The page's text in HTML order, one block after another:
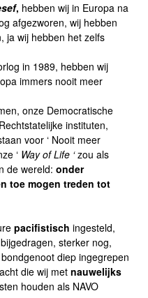
, hebben wij in Europa na
afgezworen, wij hebben
ja wij hebben het zelfs
in 1989, hebben wij
immers nooit meer
onze Democratische
instituten,
voor ‘ Nooit meer
‘ Way of Life ‘zou als
de wereld: onder
toe mogen treden tot
pacifistisch ingesteld,
sterker nog,
diep ingegrepen
die wij met nauwelijks
houden als NAVO